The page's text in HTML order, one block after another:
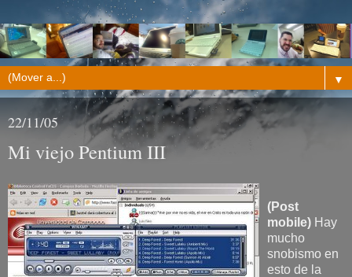
▼
22/11/05
Mi viejo Pentium III
(Post
mobile) Hay
mucho
snobismo en
esto de la